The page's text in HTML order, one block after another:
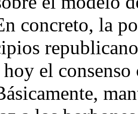
concreto, la
hoy el